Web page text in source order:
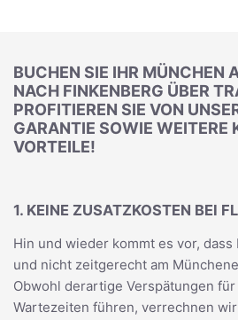
BUCHEN SIE IHR MÜNCHEN
NACH FINKENBERG ÜBER
PROFITIEREN SIE VON
GARANTIE SOWIE WEITERE
VORTEILE!
1. KEINE ZUSATZKOSTEN BEI
Hin und wieder kommt es vor,
und nicht zeitgerecht am
Obwohl derartige Verspätungen
Wartezeiten führen, verrechnen